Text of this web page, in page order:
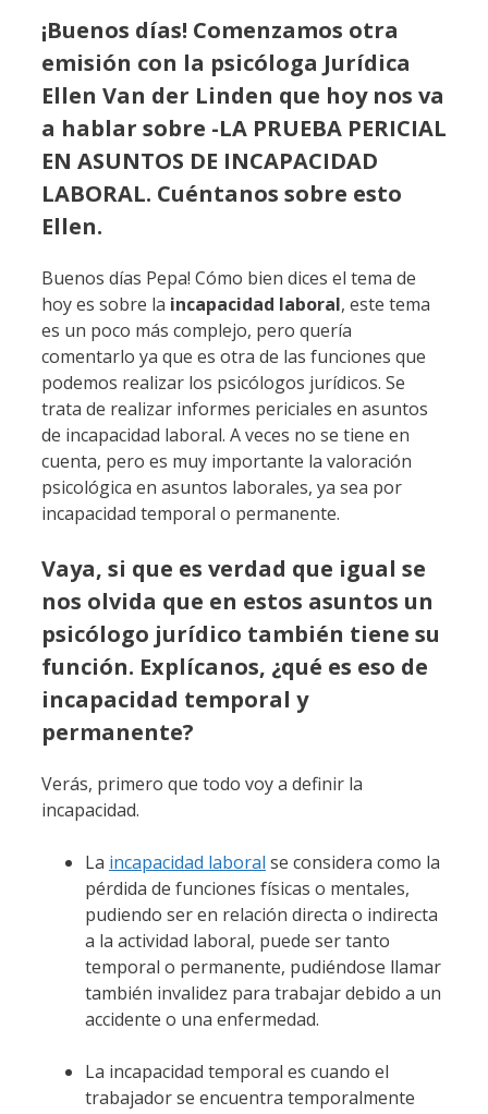
¡Buenos días! Comenzamos otra
emisión con la psicóloga Jurídica
Ellen Van der Linden que hoy nos va
a hablar sobre -LA PRUEBA PERICIAL
EN ASUNTOS DE INCAPACIDAD
LABORAL. Cuéntanos sobre esto
Ellen.
Buenos días Pepa! Cómo bien dices el tema de
hoy es sobre la incapacidad laboral, este tema
es un poco más complejo, pero quería
comentarlo ya que es otra de las funciones que
podemos realizar los psicólogos jurídicos. Se
trata de realizar informes periciales en asuntos
de incapacidad laboral. A veces no se tiene en
cuenta, pero es muy importante la valoración
psicológica en asuntos laborales, ya sea por
incapacidad temporal o permanente.
Vaya, si que es verdad que igual se
nos olvida que en estos asuntos un
psicólogo jurídico también tiene su
función. Explícanos, ¿qué es eso de
incapacidad temporal y
permanente?
Verás, primero que todo voy a definir la
incapacidad.
La incapacidad laboral se considera como la
pérdida de funciones físicas o mentales,
pudiendo ser en relación directa o indirecta
a la actividad laboral, puede ser tanto
temporal o permanente, pudiéndose llamar
también invalidez para trabajar debido a un
accidente o una enfermedad.
La incapacidad temporal es cuando el
trabajador se encuentra temporalmente